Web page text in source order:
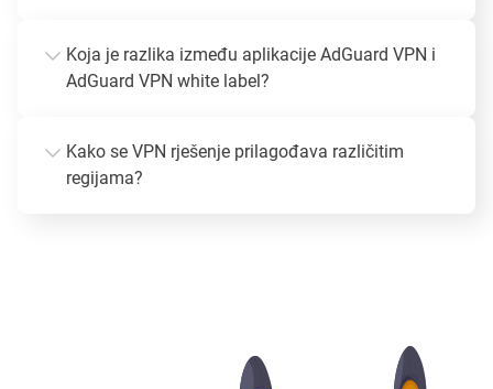
Koja je razlika između aplikacije AdGuard VPN i
AdGuard VPN white label?
Kako se VPN rješenje prilagođava različitim
regijama?